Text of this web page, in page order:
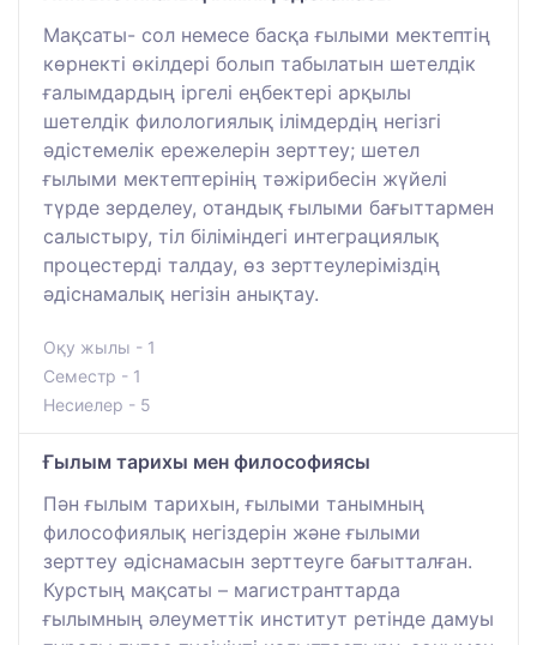
Мақсаты- сол немесе басқа ғылыми мектептің
көрнекті өкілдері болып табылатын шетелдік
ғалымдардың іргелі еңбектері арқылы
шетелдік филологиялық ілімдердің негізгі
әдістемелік ережелерін зерттеу; шетел
ғылыми мектептерінің тәжірибесін жүйелі
түрде зерделеу, отандық ғылыми бағыттармен
салыстыру, тіл біліміндегі интеграциялық
процестерді талдау, өз зерттеулеріміздің
әдіснамалық негізін анықтау.
Оқу жылы - 1
Семестр - 1
Несиелер - 5
Ғылым тарихы мен философиясы
Пән ғылым тарихын, ғылыми танымның
философиялық негіздерін және ғылыми
зерттеу әдіснамасын зерттеуге бағытталған.
Курстың мақсаты – магистранттарда
ғылымның әлеуметтік институт ретінде дамуы